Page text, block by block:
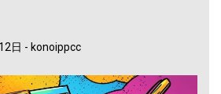
日 - konoippcc